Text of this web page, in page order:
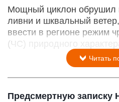
Мощный циклон обрушил
ливни и шквальный
ввести в регионе режим
(ЧС) природного
Читать
Предсмертную записку